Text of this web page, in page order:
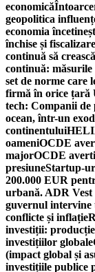
economică
geopolitica
economia
închise și
continuă să crească
continuă:
set de norme care
firmă în orice țară
tech: Companii de
ocean, într-un
continentului
oameniOCDE
majorOCDE
presiuneStartup-
200.000 EUR
urbană. ADR Vest
guvernul intervine
conflicte și inflație
investiții:
investițiilor globale
(impact global și
investițiile publice